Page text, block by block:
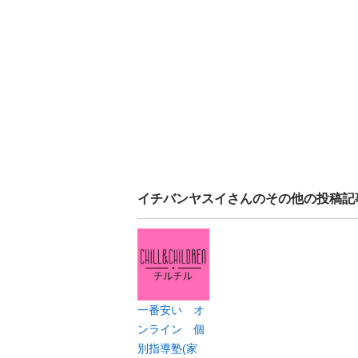
イチバンヤスイ さんのその他の投稿記
一番安い オ
ンライン 個
別指導塾(家